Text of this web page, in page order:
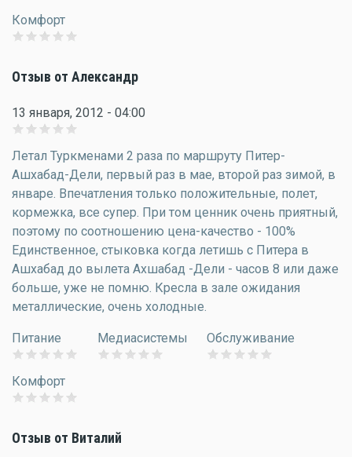
Комфорт
Отзыв от Александр
13 января, 2012 - 04:00
Летал Туркменами 2 раза по маршруту Питер-
Ашхабад-Дели, первый раз в мае, второй раз зимой, в
январе. Впечатления только положительные, полет,
кормежка, все супер. При том ценник очень приятный,
поэтому по соотношению цена-качество - 100%
Единственное, стыковка когда летишь с Питера в
Ашхабад до вылета Ахшабад -Дели - часов 8 или даже
больше, уже не помню. Кресла в зале ожидания
металлические, очень холодные.
Питание Медиасистемы Обслуживание
Комфорт
Отзыв от Виталий